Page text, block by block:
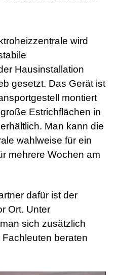
wird
Hausinstallation
gesetzt. Das Gerät ist
montiert
Estrichflächen in
Man kann die
wahlweise für ein
mehrere Wochen am
dafür ist der
Ort. Unter
sich zusätzlich
beraten